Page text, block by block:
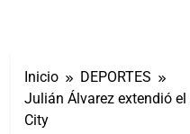
Inicio
DEPORTES
Julián Álvarez extendió
City